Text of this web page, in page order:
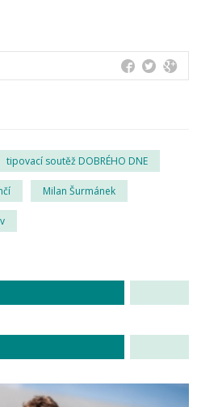
tipovací soutěž DOBRÉHO DNE
Milan Šurmánek